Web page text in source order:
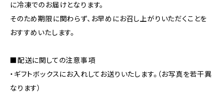
に冷凍でのお届けとなります。
そのため期限に関わらず、お早めにお召し上がりいただくことを
おすすめいたします。
■配送に関しての注意事項
・ギフトボックスにお入れしてお送りいたします。（お写真を若干異
なります）